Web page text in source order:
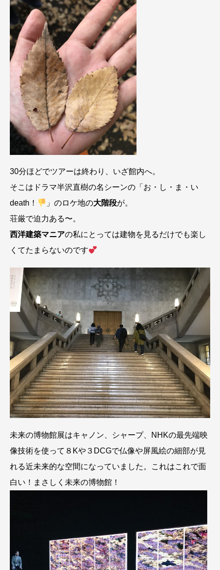
30分ほどでツアーは終わり、いざ館内へ。
そこはドラマ半沢直樹の名シーンの「お・し・ま・い
death！
」のロケ地の大階段が。
荘厳で迫力ある〜。
西洋建築マニアの私にとっては建物を見るだけでも楽し
くてたまらないのです
未来の博物館展はキャノン、シャープ、NHKの最先端映
像技術を使って８Kや３DCGで仏像や屏風絵の細部が見
れる近未来的な空間になっていました。これはこれで面
白い！まさしく未来の博物館！